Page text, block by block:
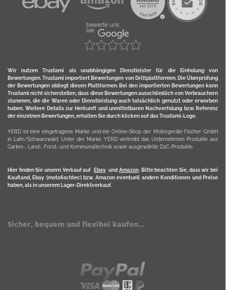
Wir nutzen Trustami als unabhängigen Dienstleister für die Einholung von
Bewertungen. Trustami importiert Bewertungen von Drittplattformen. Die Überprüfung
der Bewertungen obliegt diesen Plattformen. Bei den importierten Bewertungen kann
Trustami nicht sicherstellen, dass diese Bewertungen ausschließlich von Verbrauchern
stammen, die die Waren oder Dienstleistung auch tatsächlich genutzt oder erworben
haben. Weitere Details zur Herkunft und unmittelbaren Nachverfolung bzw. Referenz
der einzelnen Bewertungen, erhalten Sie durch klicken auf das Trustami-Logo.
YERD ist eine eingetragene Marke und ein Online-Shop der Motorgeräte Fischer GmbH
in Lahr/Schwarzwald. Unter der Marke YERD vertreibt das Unternehmen Produkte aus
Garten-, Land-, Forst- und Kommunaltechnik sowie ausgewählte D2C-Produkte.
Hier finden Sie unsern Verkauf auf Ebayund Amazon. Bitte beachten Sie, dass wir bei
Kaufland, Ebay (motofischtec) bzw. Amazon eventuell andere Konditionen und Preise
haben, als in unserem Lager-Direktverkauf.
Sicher, bequem und flexibel kaufen...